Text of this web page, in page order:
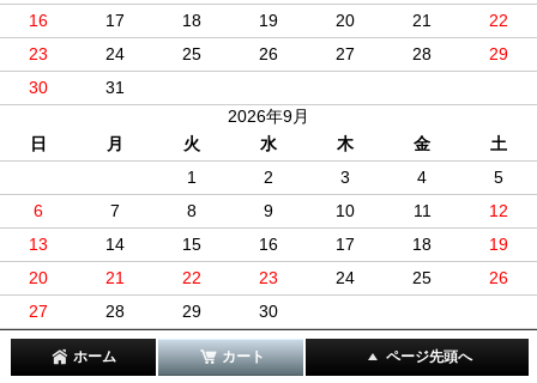
16
17 18 19 20 21
22
23
24 25 26 27 28
29
30
31
2026年9月
日
月 火 水 木 金
土
1
2 3 4
5
6
7 8 9 10 11
12
13
14 15 16 17 18
19
20
21 22 23 24 25
26
27
28 29 30
ホーム カート ページ先頭へ